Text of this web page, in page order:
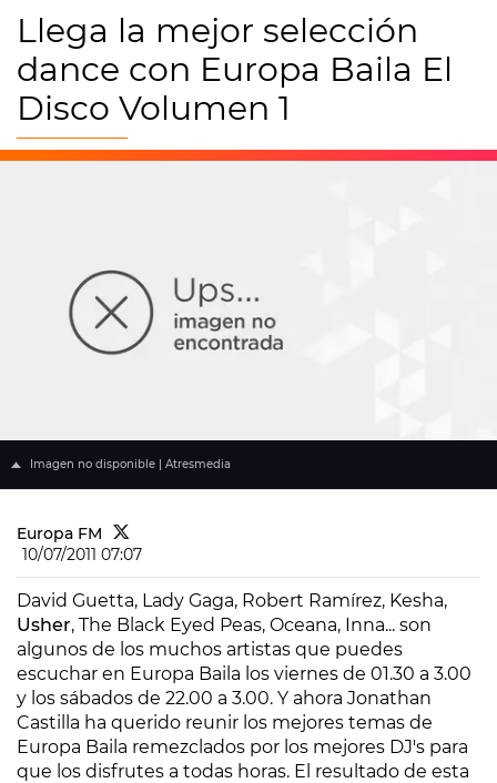
Llega la mejor selección
dance con Europa Baila El
Disco Volumen 1
Imagen no disponible | Atresmedia
Europa FM
10/07/2011 07:07
David Guetta, Lady Gaga, Robert Ramírez, Kesha,
Usher, The Black Eyed Peas, Oceana, Inna... son
algunos de los muchos artistas que puedes
escuchar en Europa Baila los viernes de 01.30 a 3.00
y los sábados de 22.00 a 3.00. Y ahora Jonathan
Castilla ha querido reunir los mejores temas de
Europa Baila remezclados por los mejores DJ's para
que los disfrutes a todas horas. El resultado de esta